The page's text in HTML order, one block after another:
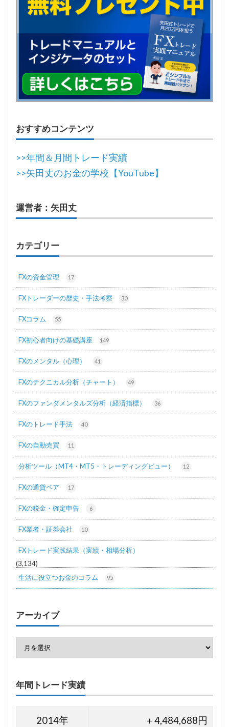
おすすめコンテンツ
>>年間＆月間トレード実績
>>矢田丈のお金の学校【YouTube】
運営者：矢田丈
カテゴリー
FXの資金管理 17
FXトレーダーの歴史・手法考察 30
FXコラム 55
FX初心者向けの基礎講座 149
FXのメンタル（心理） 41
FXのテクニカル分析（チャート） 49
FXのファンダメンタルズ分析（経済指標） 36
FXのトレード手法 40
FXの自動売買 11
分析ツール（MT4・MT5・トレーディングビュー） 12
FXの通貨ペア 17
FXの税金・確定申告 6
FX業者・証券会社 10
FXトレード実践結果（実績・相場分析）
(3,134)
生活に役立つお金のコラム
95
アーカイブ
年間トレード実績
2014年 ＋4,484,688円